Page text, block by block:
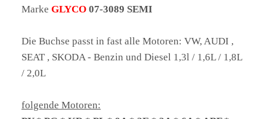
Marke GLYCO 07-3089 SEMI
Die Buchse passt in fast alle Motoren: VW, AUDI ,
SEAT , SKODA - Benzin und Diesel 1,3l / 1,6L / 1,8L
/ 2,0L
folgende Motoren: